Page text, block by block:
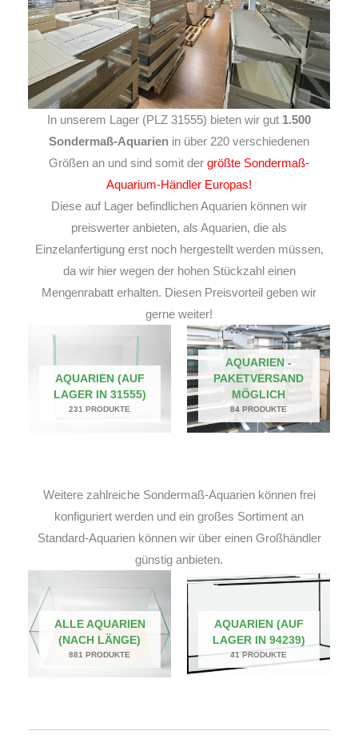
In unserem Lager (PLZ 31555) bieten wir gut 1.500
Sondermaß-Aquarien in über 220 verschiedenen
Größen an und sind somit der größte Sondermaß-
Aquarium-Händler Europas!
Diese auf Lager befindlichen Aquarien können wir
preiswerter anbieten, als Aquarien, die als
Einzelanfertigung erst noch hergestellt werden müssen,
da wir hier wegen der hohen Stückzahl einen
Mengenrabatt erhalten. Diesen Preisvorteil geben wir
gerne weiter!
AQUARIEN (AUF
LAGER IN 31555)
231 PRODUKTE
AQUARIEN -
PAKETVERSAND
MÖGLICH
84 PRODUKTE
Weitere zahlreiche Sondermaß-Aquarien können frei
konfiguriert werden und ein großes Sortiment an
Standard-Aquarien können wir über einen Großhändler
günstig anbieten.
ALLE AQUARIEN
(NACH LÄNGE)
881 PRODUKTE
AQUARIEN (AUF
LAGER IN 94239)
41 PRODUKTE